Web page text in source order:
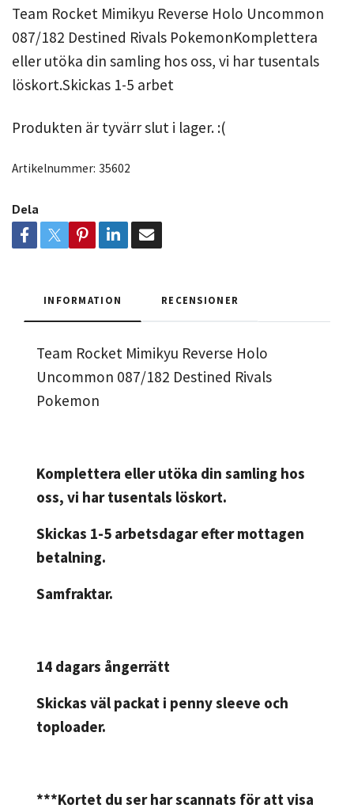
Team Rocket Mimikyu Reverse Holo Uncommon
087/182 Destined Rivals PokemonKomplettera
eller utöka din samling hos oss, vi har tusentals
löskort.Skickas 1-5 arbet
Produkten är tyvärr slut i lager. :(
Artikelnummer: 35602
Dela
INFORMATION RECENSIONER
Team Rocket Mimikyu Reverse Holo
Uncommon 087/182 Destined Rivals
Pokemon
Komplettera eller utöka din samling hos
oss, vi har tusentals löskort.
Skickas 1-5 arbetsdagar efter mottagen
betalning.
Samfraktar.
14 dagars ångerrätt
Skickas väl packat i penny sleeve och
toploader.
***Kortet du ser har scannats för att visa